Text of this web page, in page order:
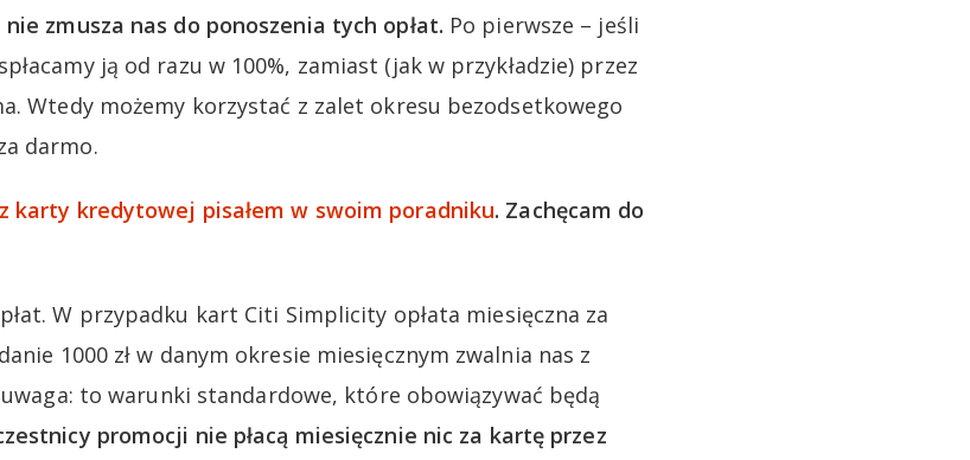
zmusza nas do ponoszenia tych opłat. Po pierwsze – jeśli
ją od razu w 100%, zamiast (jak w przykładzie) przez
Wtedy możemy korzystać z zalet okresu bezodsetkowego
darmo.
karty kredytowej pisałem w swoim poradniku. Zachęcam do
W przypadku kart Citi Simplicity opłata miesięczna za
1000 zł w danym okresie miesięcznym zwalnia nas z
uwaga: to warunki standardowe, które obowiązywać będą
promocji nie płacą miesięcznie nic za kartę przez